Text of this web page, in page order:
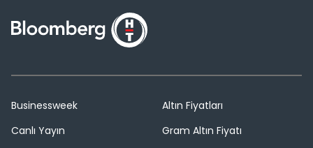
Businessweek
Canlı Yayın
Altın Fiyatları
Gram Altın Fiyatı